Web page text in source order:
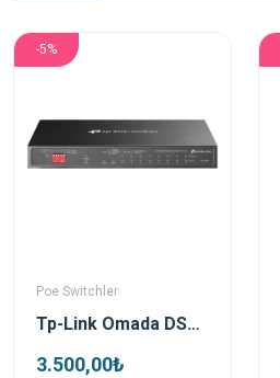
-5%
Poe Switchler
Tp-Link Omada DS110GMP 10 Port 1xSFP 123W Gigabit Yönetilemez Poe Switch
3.500,00₺